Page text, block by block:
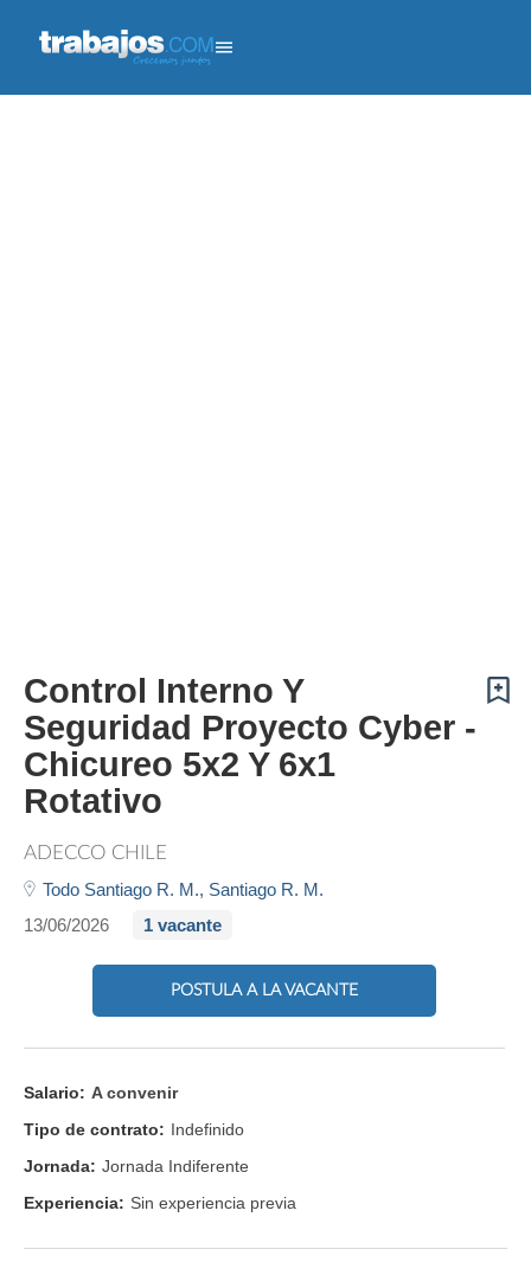
Control Interno Y
Seguridad Proyecto Cyber -
Chicureo 5x2 Y 6x1
Rotativo
ADECCO CHILE
Todo Santiago R. M., Santiago R. M.
13/06/2026
1 vacante
POSTULA A LA VACANTE
Salario: A convenir
Tipo de contrato: Indefinido
Jornada: Jornada Indiferente
Experiencia: Sin experiencia previa